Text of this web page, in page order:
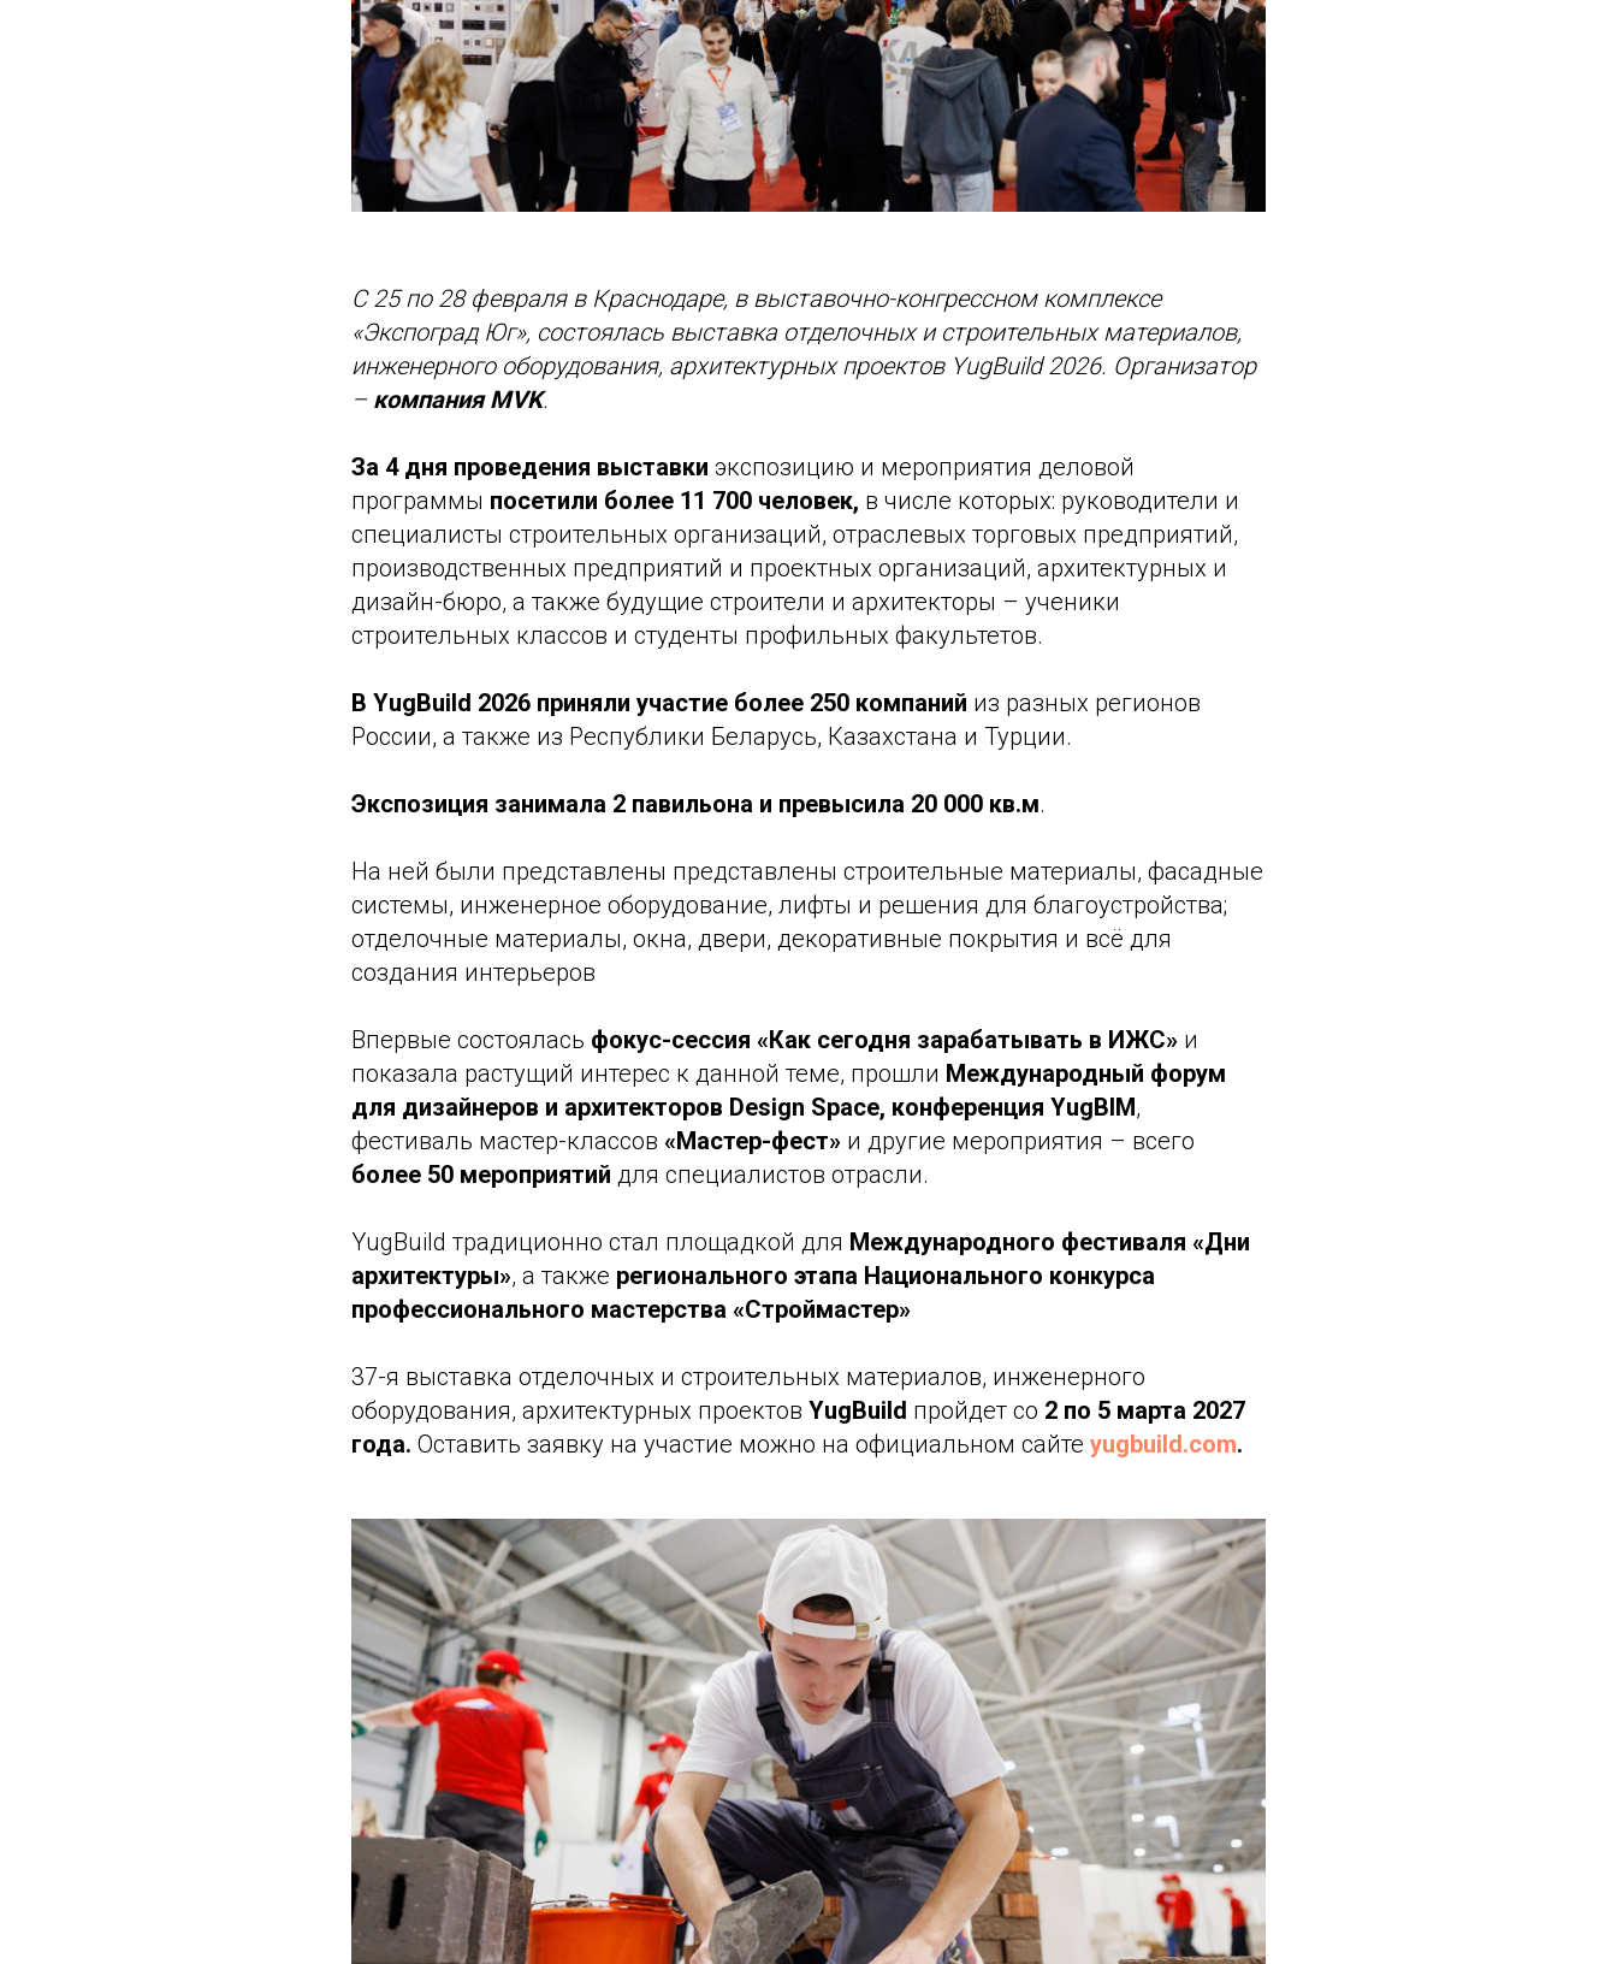
С 25 по 28 февраля в Краснодаре, в выставочно-конгрессном комплексе
«Экспоград Юг», состоялась выставка отделочных и строительных материалов,
инженерного оборудования, архитектурных проектов YugBuild 2026. Организатор
– компания MVK.
За 4 дня проведения выставки экспозицию и мероприятия деловой
программы посетили более 11 700 человек, в числе которых: руководители и
специалисты строительных организаций, отраслевых торговых предприятий,
производственных предприятий и проектных организаций, архитектурных и
дизайн-бюро, а также будущие строители и архитекторы – ученики
строительных классов и студенты профильных факультетов.
В YugBuild 2026 приняли участие более 250 компаний из разных регионов
России, а также из Республики Беларусь, Казахстана и Турции.
Экспозиция занимала 2 павильона и превысила 20 000 кв.м.
На ней были представлены представлены строительные материалы, фасадные
системы, инженерное оборудование, лифты и решения для благоустройства;
отделочные материалы, окна, двери, декоративные покрытия и всё для
создания интерьеров
Впервые состоялась фокус-сессия «Как сегодня зарабатывать в ИЖС» и
показала растущий интерес к данной теме, прошли Международный форум
для дизайнеров и архитекторов Design Space, конференция YugBIM,
фестиваль мастер-классов «Мастер-фест» и другие мероприятия – всего
более 50 мероприятий для специалистов отрасли.
YugBuild традиционно стал площадкой для Международного фестиваля «Дни
архитектуры», а также регионального этапа Национального конкурса
профессионального мастерства «Строймастер»
37-я выставка отделочных и строительных материалов, инженерного
оборудования, архитектурных проектов YugBuild пройдет со 2 по 5 марта 2027
года. Оставить заявку на участие можно на официальном сайте yugbuild.com.